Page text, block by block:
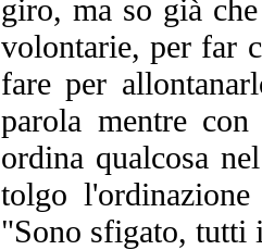
giro, ma so già
volontarie, per far
fare per
parola mentre
ordina qualcosa
tolgo
"Sono sfigato, tutti